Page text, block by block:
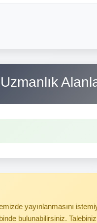
Uzmanlık
yayınlanmasını
bulunabilirsiniz.